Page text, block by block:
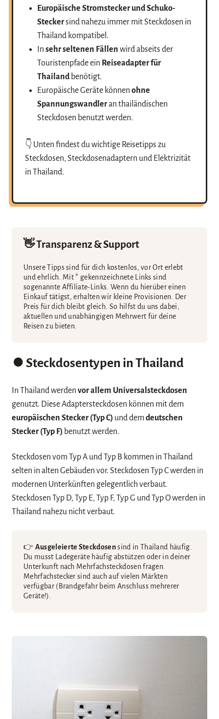
Europäische Stromstecker und Schuko-
Steckersind nahezu immer mit Steckdosen in
Thailand kompatibel.
In sehr seltenen Fällen wird abseits der
Touristenpfade ein Reiseadapter für
Thailand benötigt.
Europäische Geräte können ohne
Spannungswandleran thailändischen
Steckdosen benutzt werden.
👇 Unten findest du wichtige Reisetipps zu
Steckdosen, Steckdosenadaptern und Elektrizität
in Thailand.
👋 Transparenz & Support
Unsere Tipps sind für dich kostenlos, vor Ort erlebt
und ehrlich. Mit * gekennzeichnete Links sind
sogenannte Affiliate-Links. Wenn du hierüber einen
Einkauf tätigst, erhalten wir kleine Provisionen. Der
Preis für dich bleibt gleich. So hilfst du uns dabei,
aktuellen und unabhängigen Mehrwert für deine
Reisen zu bieten.
⏺️ Steckdosentypen in Thailand
In Thailand werden vor allem Universalsteckdosen
genutzt. Diese Adaptersteckdosen können mit dem
europäischen Stecker (Typ C) und dem deutschen
Stecker (Typ F) benutzt werden.
Steckdosen vom Typ A und Typ B kommen in Thailand
selten in alten Gebäuden vor. Steckdosen Typ C werden in
modernen Unterkünften gelegentlich verbaut.
Steckdosen Typ D, Typ E, Typ F, Typ G und Typ O werden in
Thailand nahezu nicht verbaut.
👉 Ausgeleierte Steckdosensind in Thailand häufig.
Du musst Ladegeräte häufig abstützen oder in deiner
Unterkunft nach Mehrfachsteckdosen fragen.
Mehrfachstecker sind auch auf vielen Märkten
verfügbar (Brandgefahr beim Anschluss mehrerer
Geräte!).